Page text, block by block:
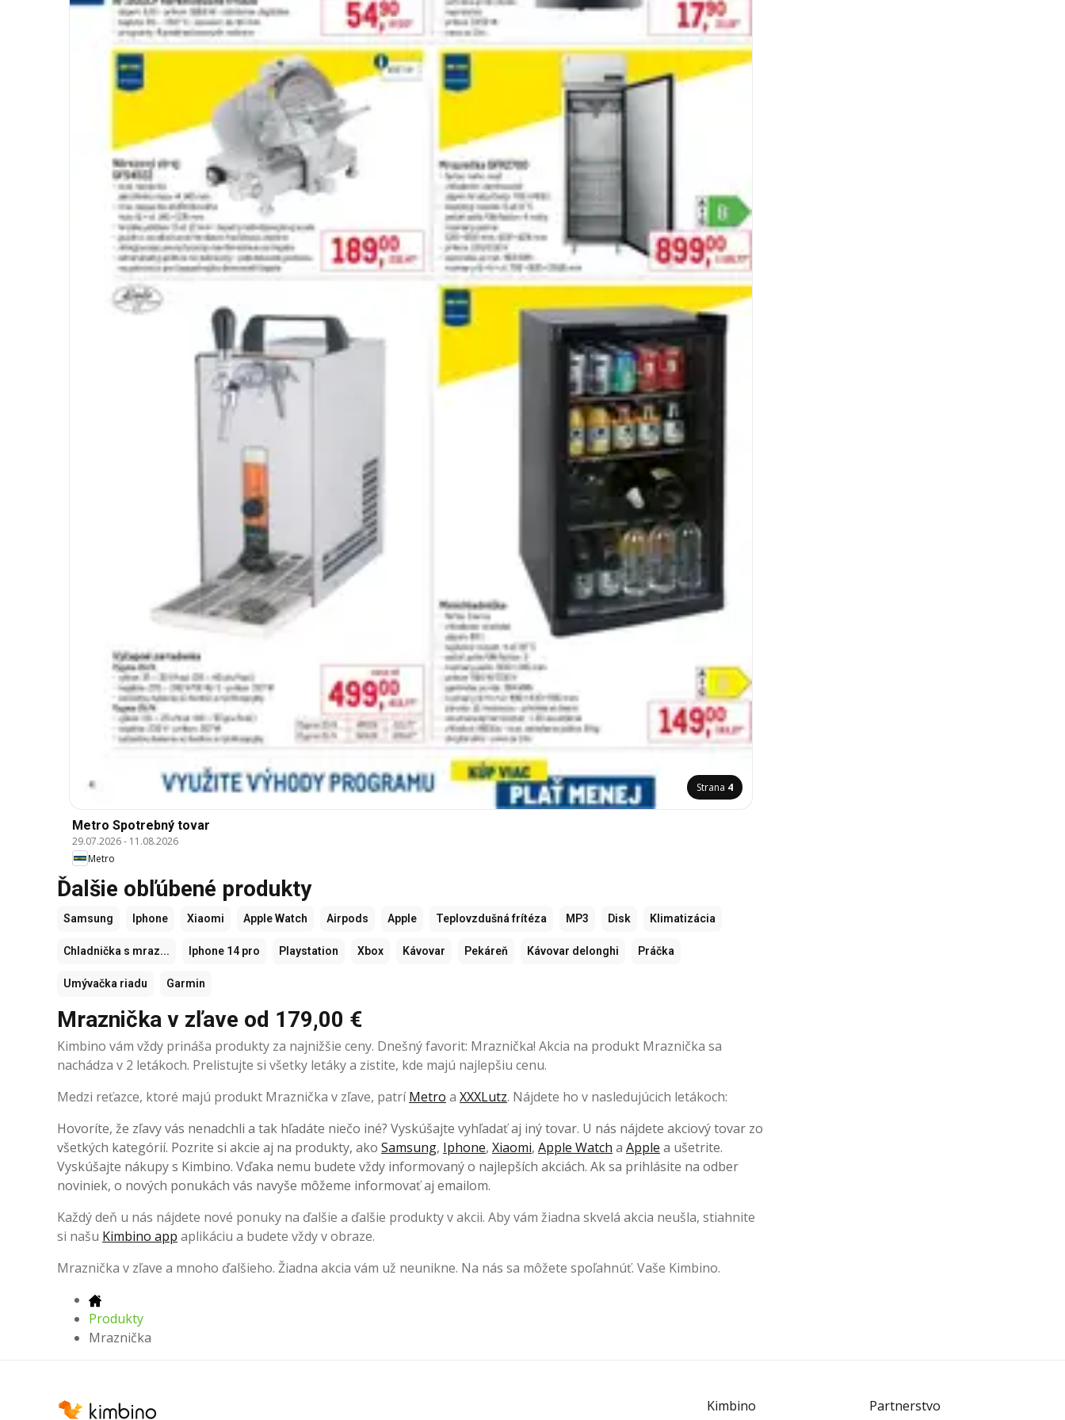
Strana 4
Metro Spotrebný tovar
29.07.2026- 11.08.2026
Metro
Ďalšie obľúbené produkty
Samsung Iphone Xiaomi Apple Watch Airpods Apple Teplovzdušná frítéza MP3 Disk Klimatizácia
Chladnička s mraz... Iphone 14 pro Playstation Xbox Kávovar Pekáreň Kávovar delonghi Práčka
Umývačka riadu Garmin
Mraznička v zľave od 179,00 €
Kimbino vám vždy prináša produkty za najnižšie ceny. Dnešný favorit: Mraznička! Akcia na produkt Mraznička sa
nachádza v 2 letákoch. Prelistujte si všetky letáky a zistite, kde majú najlepšiu cenu.
Medzi reťazce, ktoré majú produkt Mraznička v zľave, patríMetro a XXXLutz. Nájdete ho v nasledujúcich letákoch:
Hovoríte, že zľavy vás nenadchli a tak hľadáte niečo iné? Vyskúšajte vyhľadať aj iný tovar. U nás nájdete akciový tovar zo
všetkých kategórií. Pozrite si akcie aj na produkty, ako Samsung, Iphone, Xiaomi, Apple Watch a Apple a ušetrite.
Vyskúšajte nákupy s Kimbino. Vďaka nemu budete vždy informovaný o najlepších akciách. Ak sa prihlásite na odber
noviniek, o nových ponukách vás navyše môžeme informovať aj emailom.
Každý deň u nás nájdete nové ponuky na ďalšie a ďalšie produkty v akcii. Aby vám žiadna skvelá akcia neušla, stiahnite
si našu Kimbino app aplikáciu a budete vždy v obraze.
Mraznička v zľave a mnoho ďalšieho. Žiadna akcia vám už neunikne. Na nás sa môžete spoľahnúť. Vaše Kimbino.
Produkty
Mraznička
Kimbino Partnerstvo